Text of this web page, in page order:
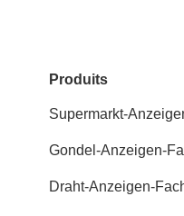
Produits
Supermarkt-
Gondel-Anzeigen-
Draht-Anzeigen-